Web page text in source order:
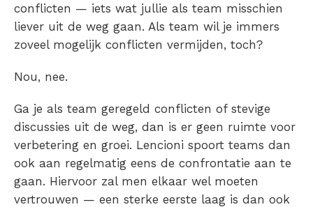
conflicten — iets wat jullie als team misschien
liever uit de weg gaan. Als team wil je immers
zoveel mogelijk conflicten vermijden, toch?
Nou, nee.
Ga je als team geregeld conflicten of stevige
discussies uit de weg, dan is er geen ruimte voor
verbetering en groei. Lencioni spoort teams dan
ook aan regelmatig eens de confrontatie aan te
gaan. Hiervoor zal men elkaar wel moeten
vertrouwen — een sterke eerste laag is dan ook